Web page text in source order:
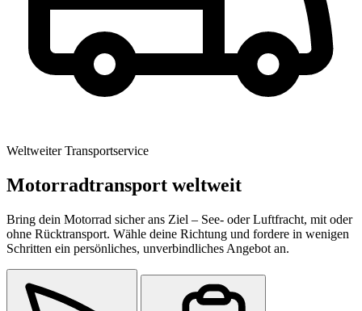
Weltweiter Transportservice
Motorradtransport weltweit
Bring dein Motorrad sicher ans Ziel – See- oder Luftfracht, mit oder
ohne Rücktransport. Wähle deine Richtung und fordere in wenigen
Schritten ein persönliches, unverbindliches Angebot an.